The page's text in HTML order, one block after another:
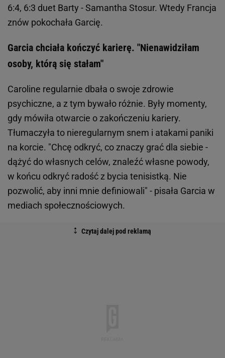
6:4, 6:3 duet Barty - Samantha Stosur. Wtedy Francja
znów pokochała Garcię.
Garcia chciała kończyć karierę. "Nienawidziłam
osoby, którą się stałam"
Caroline regularnie dbała o swoje zdrowie
psychiczne, a z tym bywało różnie. Były momenty,
gdy mówiła otwarcie o zakończeniu kariery.
Tłumaczyła to nieregularnym snem i atakami paniki
na korcie. "Chcę odkryć, co znaczy grać dla siebie -
dążyć do własnych celów, znaleźć własne powody,
w końcu odkryć radość z bycia tenisistką. Nie
pozwolić, aby inni mnie definiowali" - pisała Garcia w
mediach społecznościowych.